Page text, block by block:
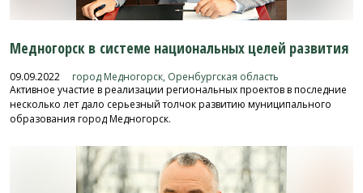
Медногорск в системе национальных целей развития
09.09.2022 город Медногорск, Оренбургская область
Активное участие в реализации региональных проектов в последние
несколько лет дало серьезный толчок развитию муниципального
образования город Медногорск.